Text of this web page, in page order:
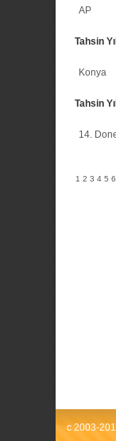
AP
Tahsin
Konya
Tahsin
14.
1 2 3 4 5 6
c 2003-